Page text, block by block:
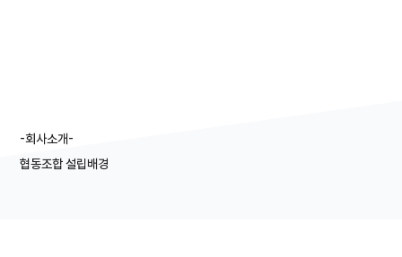
-회사소개-
협동조합 설립배경